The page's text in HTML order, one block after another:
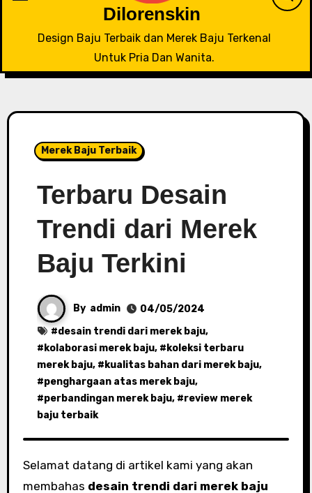
Dilorenskin
Design Baju Terbaik dan Merek Baju Terkenal
Untuk Pria Dan Wanita.
Merek Baju Terbaik
Terbaru Desain
Trendi dari Merek
Baju Terkini
By admin
04/05/2024
#desain trendi dari merek baju,
# kolaborasi merek baju, # koleksi terbaru
merek baju, # kualitas bahan dari merek baju,
#penghargaan atas merek baju,
#perbandingan merek baju, #review merek
baju terbaik
Selamat datang di artikel kami yang akan
membahas desain trendi dari merek baju